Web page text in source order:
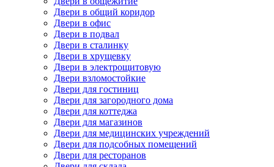
Двери в общий коридор
Двери в офис
Двери в подвал
Двери в сталинку
Двери в хрущевку
Двери в электрощитовую
Двери взломостойкие
Двери для гостиниц
Двери для загородного дома
Двери для коттеджа
Двери для магазинов
Двери для медицинских учреждений
Двери для подсобных помещений
Двери для ресторанов